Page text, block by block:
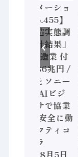
【オートメーショ
ン新聞 No.455】
「経済構造実態調
査二次集計結果」
2024年製造業 付
加価値額86兆円 /
三菱電機とソニー
セミコン AIビジ
ョンセンサで協業
/ IDEC、安全に動
かすセーフティコ
ントローラ
（2026年8月5日